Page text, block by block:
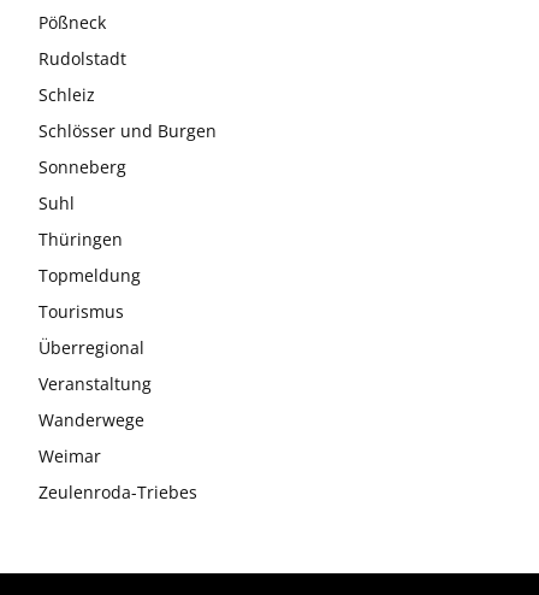
Pößneck
Rudolstadt
Schleiz
Schlösser und Burgen
Sonneberg
Suhl
Thüringen
Topmeldung
Tourismus
Überregional
Veranstaltung
Wanderwege
Weimar
Zeulenroda-Triebes